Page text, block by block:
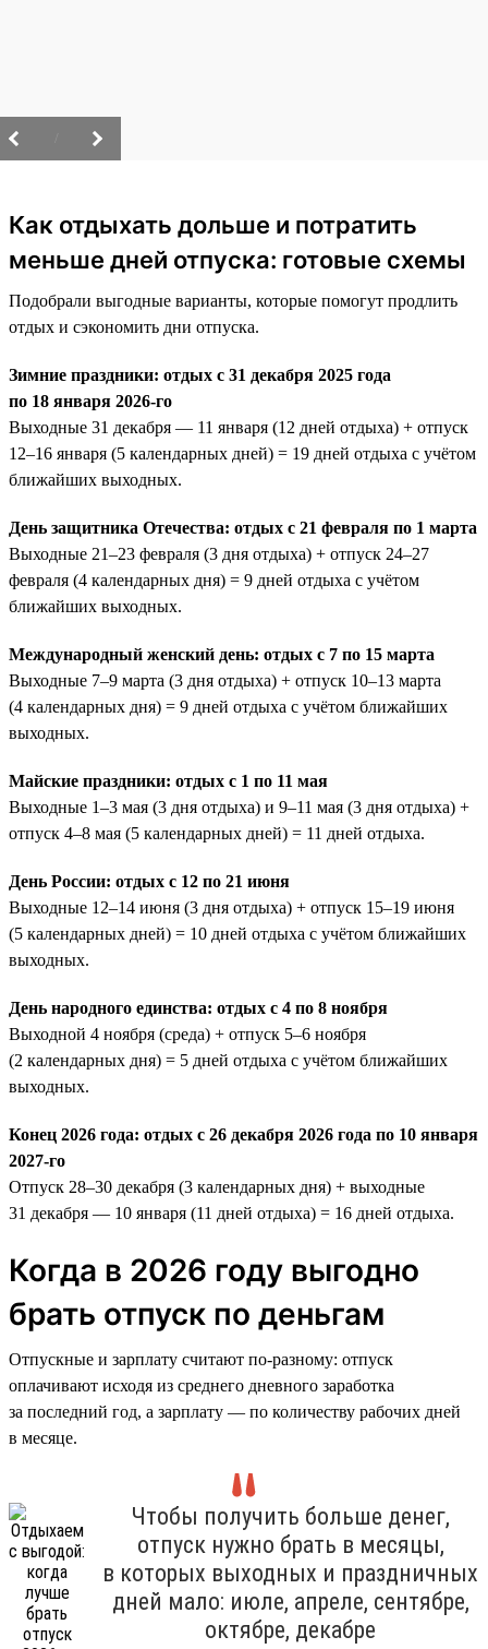
Как отдыхать дольше и потратить
меньше дней отпуска: готовые схемы
Подобрали выгодные варианты, которые помогут продлить
отдых и сэкономить дни отпуска.
Зимние праздники: отдых с 31 декабря 2025 года
по 18 января 2026-го
Выходные 31 декабря — 11 января (12 дней отдыха) + отпуск
12–16 января (5 календарных дней) = 19 дней отдыха с учётом
ближайших выходных.
День защитника Отечества: отдых с 21 февраля по 1 марта
Выходные 21–23 февраля (3 дня отдыха) + отпуск 24–27
февраля (4 календарных дня) = 9 дней отдыха с учётом
ближайших выходных.
Международный женский день: отдых с 7 по 15 марта
Выходные 7–9 марта (3 дня отдыха) + отпуск 10–13 марта
(4 календарных дня) = 9 дней отдыха с учётом ближайших
выходных.
Майские праздники: отдых с 1 по 11 мая
Выходные 1–3 мая (3 дня отдыха) и 9–11 мая (3 дня отдыха) +
отпуск 4–8 мая (5 календарных дней) = 11 дней отдыха.
День России: отдых с 12 по 21 июня
Выходные 12–14 июня (3 дня отдыха) + отпуск 15–19 июня
(5 календарных дней) = 10 дней отдыха с учётом ближайших
выходных.
День народного единства: отдых с 4 по 8 ноября
Выходной 4 ноября (среда) + отпуск 5–6 ноября
(2 календарных дня) = 5 дней отдыха с учётом ближайших
выходных.
Конец 2026 года: отдых с 26 декабря 2026 года по 10 января
2027-го
Отпуск 28–30 декабря (3 календарных дня) + выходные
31 декабря — 10 января (11 дней отдыха) = 16 дней отдыха.
Когда в 2026 году выгодно
брать отпуск по деньгам
Отпускные и зарплату считают по-разному: отпуск
оплачивают исходя из среднего дневного заработка
за последний год, а зарплату — по количеству рабочих дней
в месяце.
Чтобы получить больше денег,
отпуск нужно брать в месяцы,
в которых выходных и праздничных
дней мало: июле, апреле, сентябре,
октябре, декабре